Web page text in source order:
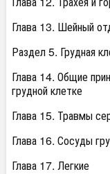
Глава 13. Шейный
Раздел 5. Грудная
Глава 14. Общие
грудной клетке
Глава 15. Травмы
Глава 16. Сосуды
Глава 17. Легкие